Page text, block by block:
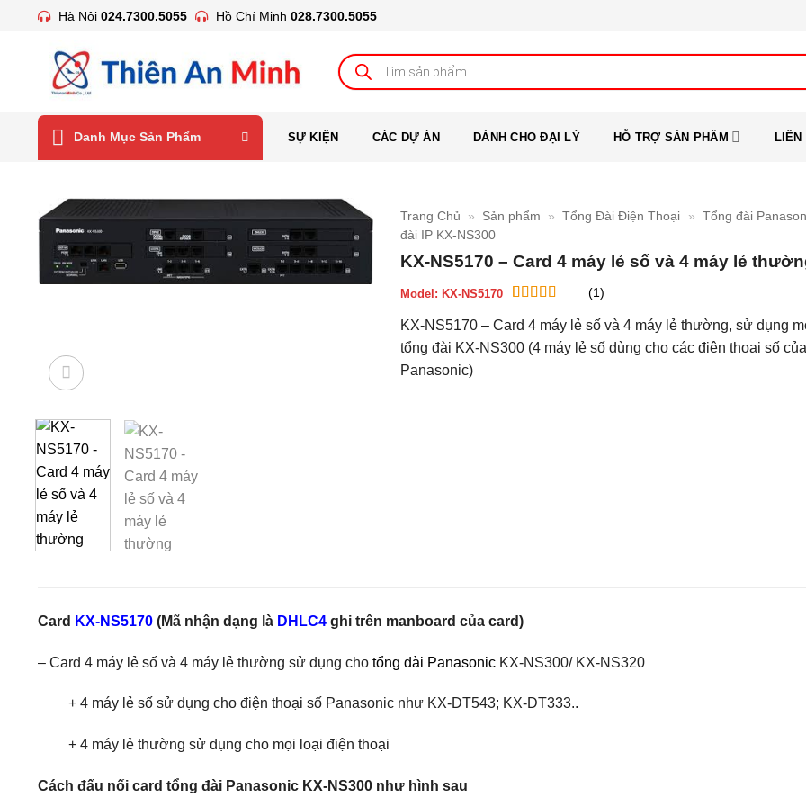
Hà Nội 024.7300.5055 Hồ Chí Minh 028.7300.5055
Tìm
kiếm
sản
phẩm
Danh Mục Sản Phẩm SỰ KIỆN CÁC DỰ ÁN DÀNH CHO ĐẠI LÝ HỖ TRỢ SẢN PHẨM LIÊN
Trang Chủ » Sản phẩm » Tổng Đài Điện Thoại » Tổng đài
đài IP KX-NS300
KX-NS5170 – Card 4 máy lẻ số và 4 máy lẻ
Model: KX-NS5170
trên đánh
giá
(1)
KX-NS5170 – Card 4 máy lẻ số và 4 máy lẻ thường, sử dụng
tổng đài KX-NS300 (4 máy lẻ số dùng cho các điện thoại số của
Panasonic)
Card KX-NS5170 (Mã nhận dạng là DHLC4 ghi trên manboard của card)
– Card 4 máy lẻ số và 4 máy lẻ thường sử dụng cho tổng đài Panasonic KX-NS300/ KX-NS320
+ 4 máy lẻ số sử dụng cho điện thoại số Panasonic như KX-DT543; KX-DT333..
+ 4 máy lẻ thường sử dụng cho mọi loại điện thoại
Cách đấu nối card tổng đài Panasonic KX-NS300 như hình sau